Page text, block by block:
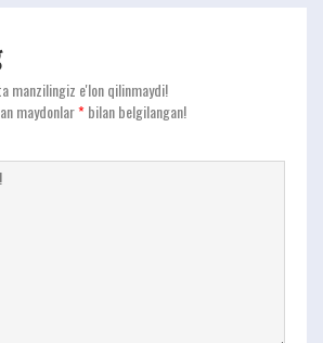
manzilingiz e'lon qilinmaydi!
maydonlar*bilan belgilangan!